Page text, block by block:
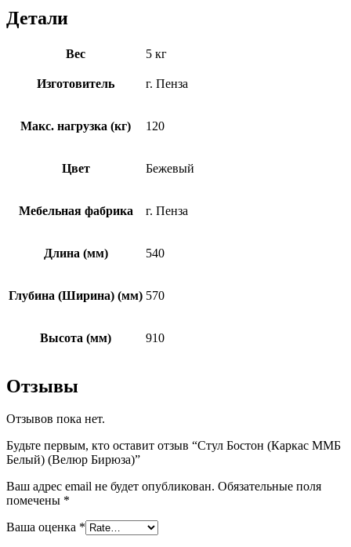
Детали
Вес 5 кг
Изготовитель г. Пенза
Макс. нагрузка (кг) 120
Цвет Бежевый
Мебельная фабрика г. Пенза
Длина (мм) 540
Глубина (Ширина) (мм) 570
Высота (мм) 910
Отзывы
Отзывов пока нет.
Будьте первым, кто оставит отзыв “Стул Бостон (Каркас ММБ
Белый) (Велюр Бирюза)”
Ваш адрес email не будет опубликован. Обязательные поля
помечены *
Ваша оценка *